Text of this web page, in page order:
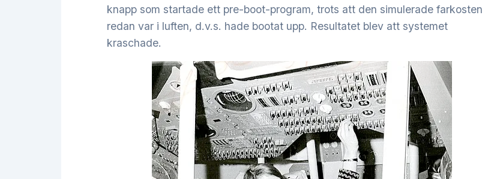
knapp som startade ett pre-boot-program, trots att den simulerade farkosten
redan var i luften, d.v.s. hade bootat upp. Resultatet blev att systemet
kraschade.